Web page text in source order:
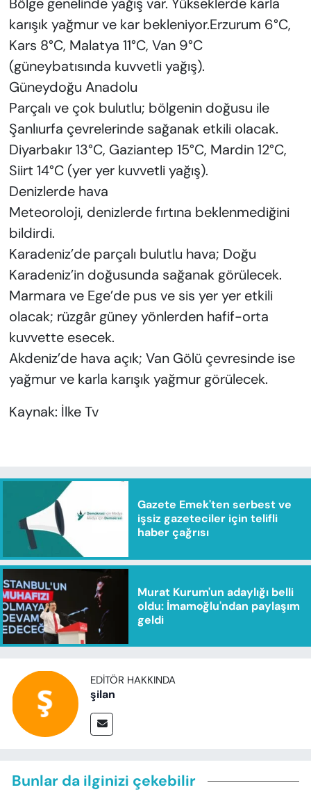
Bölge genelinde yağış var. Yükseklerde karla
karışık yağmur ve kar bekleniyor.Erzurum 6°C,
Kars 8°C, Malatya 11°C, Van 9°C
(güneybatısında kuvvetli yağış).
Güneydoğu Anadolu
Parçalı ve çok bulutlu; bölgenin doğusu ile
Şanlıurfa çevrelerinde sağanak etkili olacak.
Diyarbakır 13°C, Gaziantep 15°C, Mardin 12°C,
Siirt 14°C (yer yer kuvvetli yağış).
Denizlerde hava
Meteoroloji, denizlerde fırtına beklenmediğini
bildirdi.
Karadeniz’de parçalı bulutlu hava; Doğu
Karadeniz’in doğusunda sağanak görülecek.
Marmara ve Ege’de pus ve sis yer yer etkili
olacak; rüzgâr güney yönlerden hafif-orta
kuvvette esecek.
Akdeniz’de hava açık; Van Gölü çevresinde ise
yağmur ve karla karışık yağmur görülecek.
Kaynak: İlke Tv
Gazete Emek'ten serbest ve
işsiz gazeteciler için telifli
haber çağrısı
Murat Kurum'un adaylığı belli
oldu: İmamoğlu'ndan paylaşım
geldi
EDITÖR HAKKINDA
şilan
Bunlar da ilginizi çekebilir